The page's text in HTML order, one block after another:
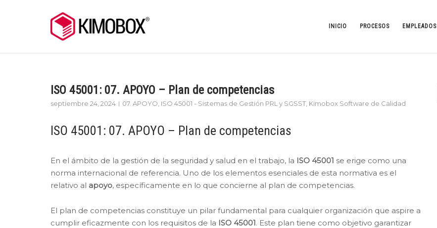
INICIO PROCESOS EMPLEADOS
ISO 45001: 07. APOYO – Plan de competencias
septiembre 24, 2024 07. APOYO ISO 45001 - Sistemas de Gestión PRL y SGSST Kimobox Software de Calidad
ISO 45001: 07. APOYO – Plan de competencias
En el ámbito de la gestión de la seguridad y salud en el trabajo, la ISO 45001 se erige como una
norma internacional de referencia. Uno de los elementos esenciales de esta normativa es el
relativo al apoyo, específicamente en lo que concierne al plan de competencias.
El plan de competencias constituye un pilar fundamental para cualquier organización que aspire a
cumplir eficazmente con los requisitos de la ISO 45001. Este plan tiene como objetivo garantizar